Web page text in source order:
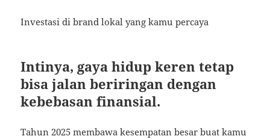
Investasi di brand lokal yang kamu percaya
Intinya, gaya hidup keren tetap
bisa jalan beriringan dengan
kebebasan finansial.
Tahun 2025 membawa kesempatan besar buat kamu